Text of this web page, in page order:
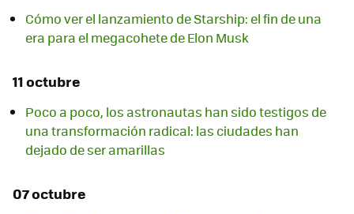
Cómo ver el lanzamiento de Starship: el fin de una
era para el megacohete de Elon Musk
11 octubre
Poco a poco, los astronautas han sido testigos de
una transformación radical: las ciudades han
dejado de ser amarillas
07 octubre